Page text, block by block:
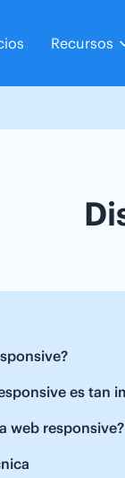
Recursos
es tan
web responsive?